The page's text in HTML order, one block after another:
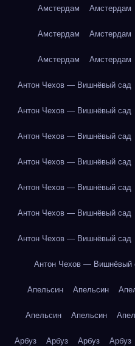
Амстердам Амстердам
Амстердам Амстердам
Амстердам Амстердам
Антон Чехов — Вишнёвый сад
Антон Чехов — Вишнёвый сад
Антон Чехов — Вишнёвый сад
Антон Чехов — Вишнёвый сад
Антон Чехов — Вишнёвый сад
Антон Чехов — Вишнёвый сад
Антон Чехов — Вишнёвый сад
Антон Чехов — Вишнёвый
Апельсин Апельсин
Апельсин Апельсин
Арбуз Арбуз Арбуз Арбуз